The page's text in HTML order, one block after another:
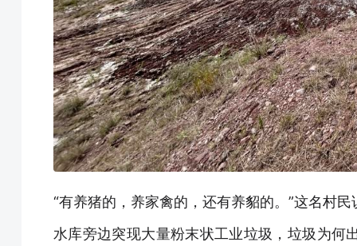
“有养猪的，养家禽的，还有养貂的。”这名村
水库旁边突现大量粉末状工业垃圾，垃圾为何